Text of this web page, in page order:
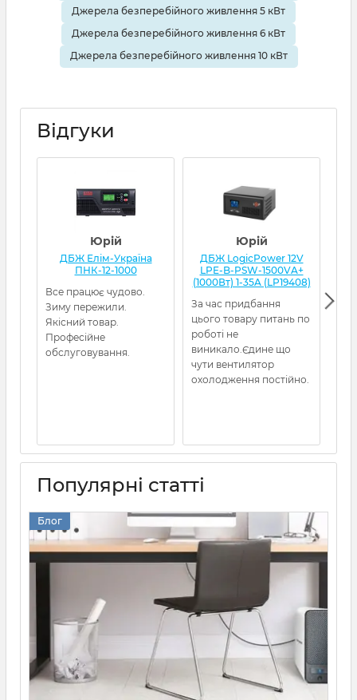
Джерела безперебійного живлення 5 кВт
Джерела безперебійного живлення 6 кВт
Джерела безперебійного живлення 10 кВт
Відгуки
Юрій
ДБЖ Елім-Україна
ПНК-12-1000
Все працює чудово.
Зиму пережили.
Якісний товар.
Професійне
обслуговування.
Юрій
ДБЖ LogicPower 12V
LPE-B-PSW-1500VA+
(1000Вт) 1-35A (LP19408)
За час придбання
цього товару питань по
роботі не
виникало.Єдине що
чути вентилятор
охолодження постійно.
Популярні статті
Блог